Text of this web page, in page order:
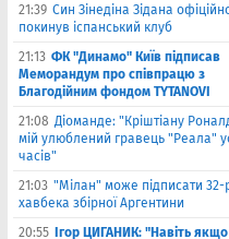
21:39 Син Зінедіна Зідана
покинув іспанський клуб
21:13 ФК "Динамо" Київ підписав
Меморандум про співпрацю з
Благодійним фондом TYTANOVI
21:08 Діоманде: "Кріштіану
мій улюблений гравець "Реала"
часів"
21:03 "Мілан" може підписати 32-
хавбека збірної Аргентини
20:55
Ігор ЦИГАНИК: "Навіть